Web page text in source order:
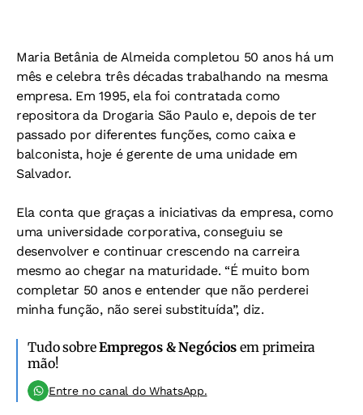
Maria Betânia de Almeida completou 50 anos há um
mês e celebra três décadas trabalhando na mesma
empresa. Em 1995, ela foi contratada como
repositora da Drogaria São Paulo e, depois de ter
passado por diferentes funções, como caixa e
balconista, hoje é gerente de uma unidade em
Salvador.
Ela conta que graças a iniciativas da empresa, como
uma universidade corporativa, conseguiu se
desenvolver e continuar crescendo na carreira
mesmo ao chegar na maturidade.“É muito bom
completar 50 anos e entender que não perderei
minha função, não serei substituída”, diz.
Tudo sobreEmpregos & Negócios em primeira
mão!
Entre no canal do WhatsApp.